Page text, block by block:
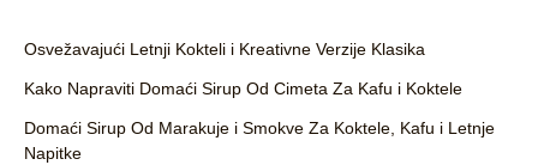
Osvežavajući Letnji Kokteli i Kreativne Verzije Klasika
Kako Napraviti Domaći Sirup Od Cimeta Za Kafu i Koktele
Domaći Sirup Od Marakuje i Smokve Za Koktele, Kafu i Letnje
Napitke